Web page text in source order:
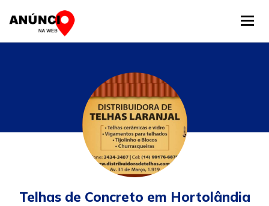
Telhas de Concreto em Hortolândia